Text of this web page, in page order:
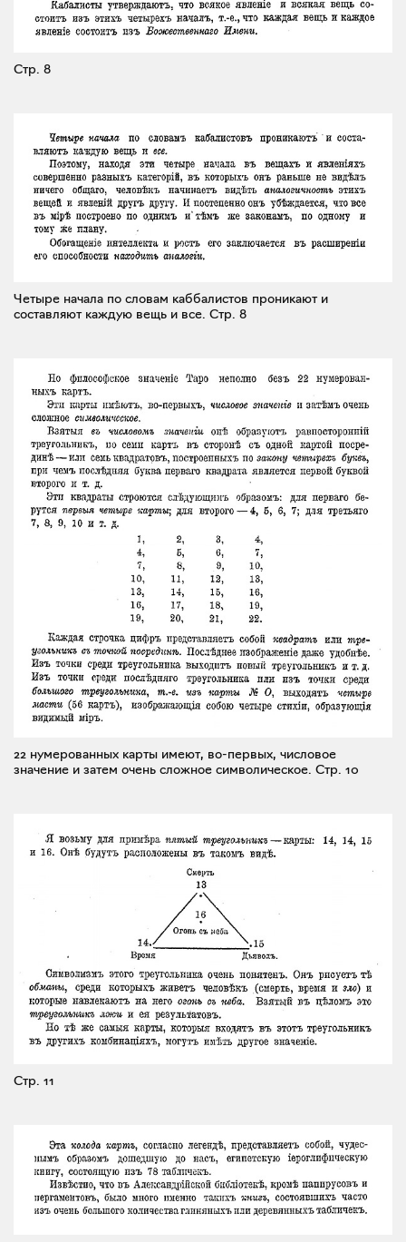
Стр. 8
Четыре начала по словам каббалистов проникают и
составляют каждую вещь и все. Стр. 8
22 нумерованных карты имеют, во-первых, числовое
значение и затем очень сложное символическое. Стр. 10
Стр. 11